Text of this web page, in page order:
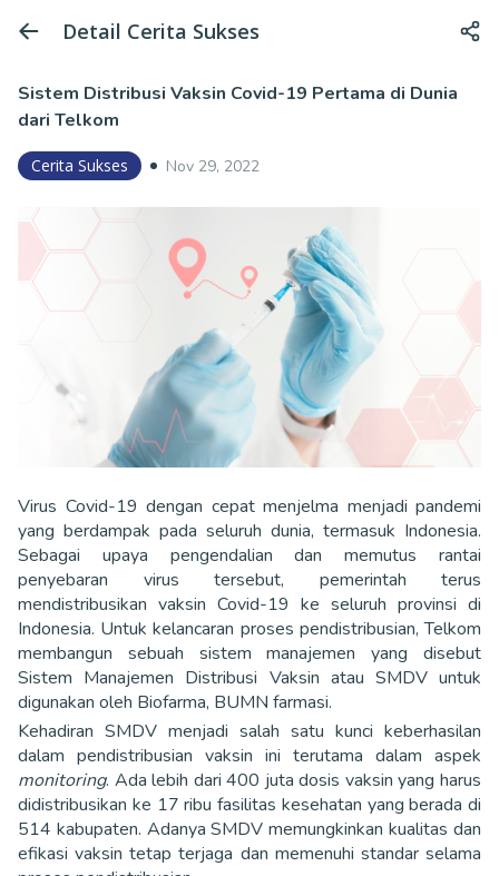
Detail Cerita Sukses
Sistem Distribusi Vaksin Covid-19 Pertama di Dunia
dari Telkom
Cerita Sukses Nov 29, 2022
Virus Covid-19 dengan cepat menjelma menjadi pandemi
yang berdampak pada seluruh dunia, termasuk Indonesia.
Sebagai upaya pengendalian dan memutus rantai
penyebaran virus tersebut, pemerintah terus
mendistribusikan vaksin Covid-19 ke seluruh provinsi di
Indonesia. Untuk kelancaran proses pendistribusian, Telkom
membangun sebuah sistem manajemen yang disebut
Sistem Manajemen Distribusi Vaksin atau SMDV untuk
digunakan oleh Biofarma, BUMN farmasi.
Kehadiran SMDV menjadi salah satu kunci keberhasilan
dalam pendistribusian vaksin ini terutama dalam aspek
monitoring. Ada lebih dari 400 juta dosis vaksin yang harus
didistribusikan ke 17 ribu fasilitas kesehatan yang berada di
514 kabupaten. Adanya SMDV memungkinkan kualitas dan
efikasi vaksin tetap terjaga dan memenuhi standar selama